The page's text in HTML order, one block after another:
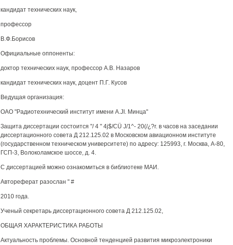
кандидат технических наук,
профессор
В.Ф.Борисов
Официальные оппоненты:
доктор технических наук, профессор A.B. Назаров
кандидат технических наук, доцент П.Г. Кусов
Ведущая организация:
ОАО "Радиотехнический институт имени A.JI. Минца"
Защита диссертации состоится "/ 4 " 4j$/CÜ J/1^- 20(/¿?r. в часов на заседании
диссертационного совета Д 212.125.02 в Московском авиационном институте
(государственном техническом университете) по адресу: 125993, г. Москва, А-80,
ГСП-3, Волоколамское шоссе, д. 4.
С диссертацией можно ознакомиться в библиотеке МАИ.
Автореферат разослан " #
2010 года.
Ученый секретарь диссертационного совета Д 212.125.02,
ОБЩАЯ ХАРАКТЕРИСТИКА РАБОТЫ
Актуальность проблемы. Основной тенденцией развития микроэлектроники